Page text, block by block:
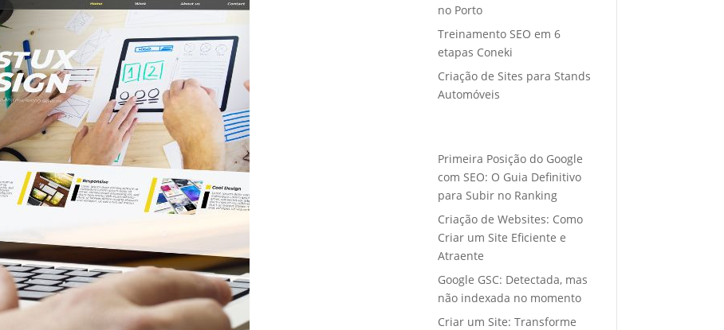
no Porto
Treinamento SEO em 6
etapas Coneki
Criação de Sites para Stands
Automóveis
Primeira Posição do Google
com SEO: O Guia Definitivo
para Subir no Ranking
Criação de Websites: Como
Criar um Site Eficiente e
Atraente
Google GSC: Detectada, mas
não indexada no momento
Criar um Site: Transforme